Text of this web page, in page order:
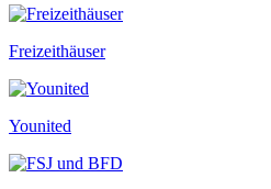
Freizeithäuser
Younited